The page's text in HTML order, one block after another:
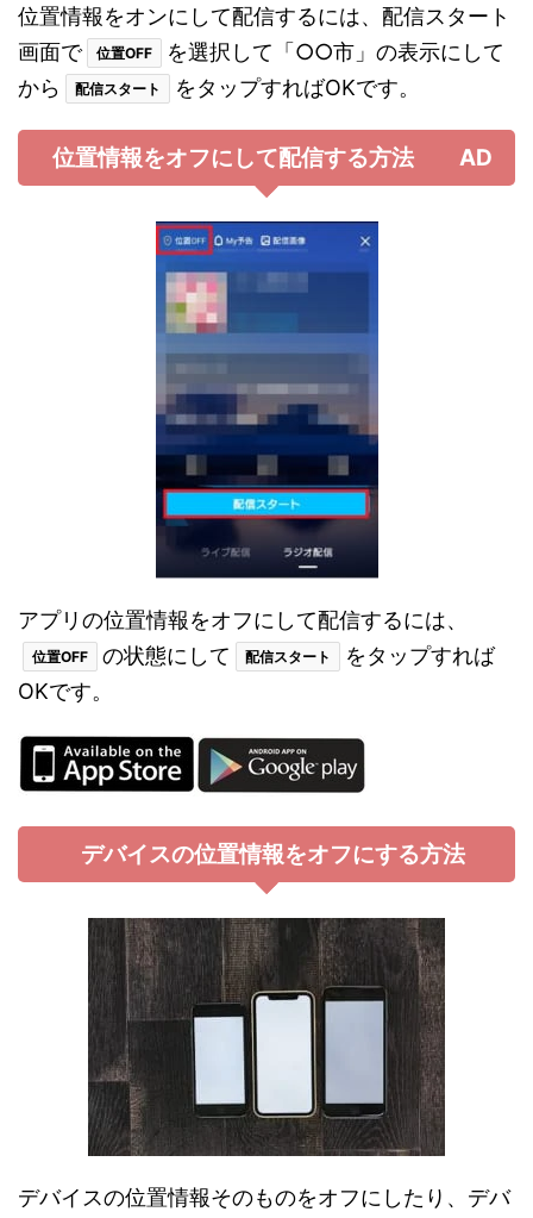
位置情報をオンにして配信するには、配信スタート
画面で
位置OFF
を選択して「○○市」の表示にして
から
配信スタート をタップすればOKです。
位置情報をオフにして配信する方法 AD
アプリの位置情報をオフにして配信するには、
位置OFF の状態にして 配信スタート
をタップすれば
OKです。
デバイスの位置情報をオフにする方法
デバイスの位置情報そのものをオフにしたり、デバ